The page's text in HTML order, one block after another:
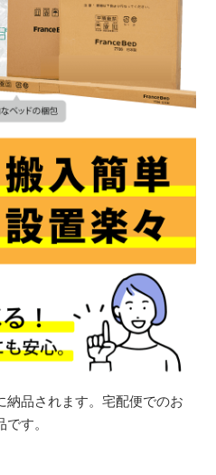
納品されます。宅配便でのお
す。